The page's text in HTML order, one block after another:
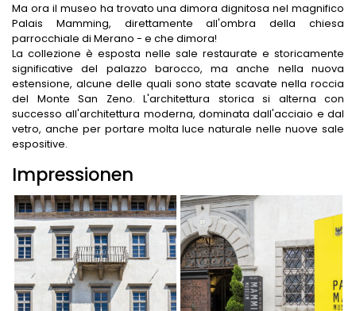
Ma ora il museo ha trovato una dimora dignitosa nel magnifico
Palais Mamming, direttamente all'ombra della chiesa
parrocchiale di Merano - e che dimora!
La collezione è esposta nelle sale restaurate e storicamente
significative del palazzo barocco, ma anche nella nuova
estensione, alcune delle quali sono state scavate nella roccia
del Monte San Zeno. L'architettura storica si alterna con
successo all'architettura moderna, dominata dall'acciaio e dal
vetro, anche per portare molta luce naturale nelle nuove sale
espositive.
Impressionen